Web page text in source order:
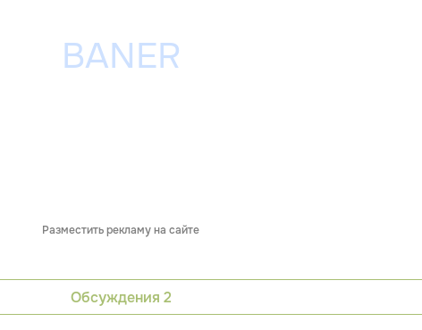
Разместить рекламу на сайте
Обсуждения 2